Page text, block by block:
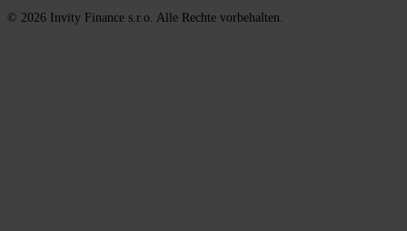
© 2026 Invity Finance s.r.o. Alle Rechte vorbehalten.